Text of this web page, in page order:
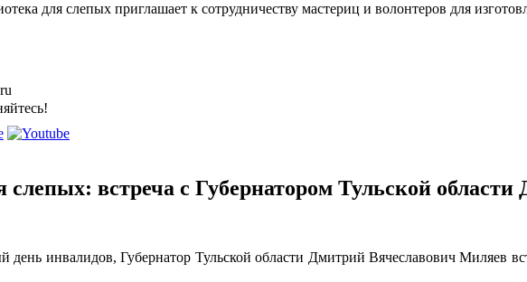
для слепых приглашает к сотрудничеству мастериц и волонтеров для
слепых: встреча с Губернатором Тульской
день инвалидов, Губернатор Тульской области Дмитрий Вячеславович Миляев